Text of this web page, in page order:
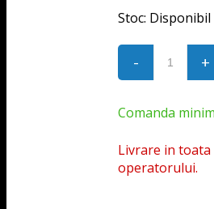
Stoc: Disponibil
- +
Comanda
Livrare in toata
operatorului.